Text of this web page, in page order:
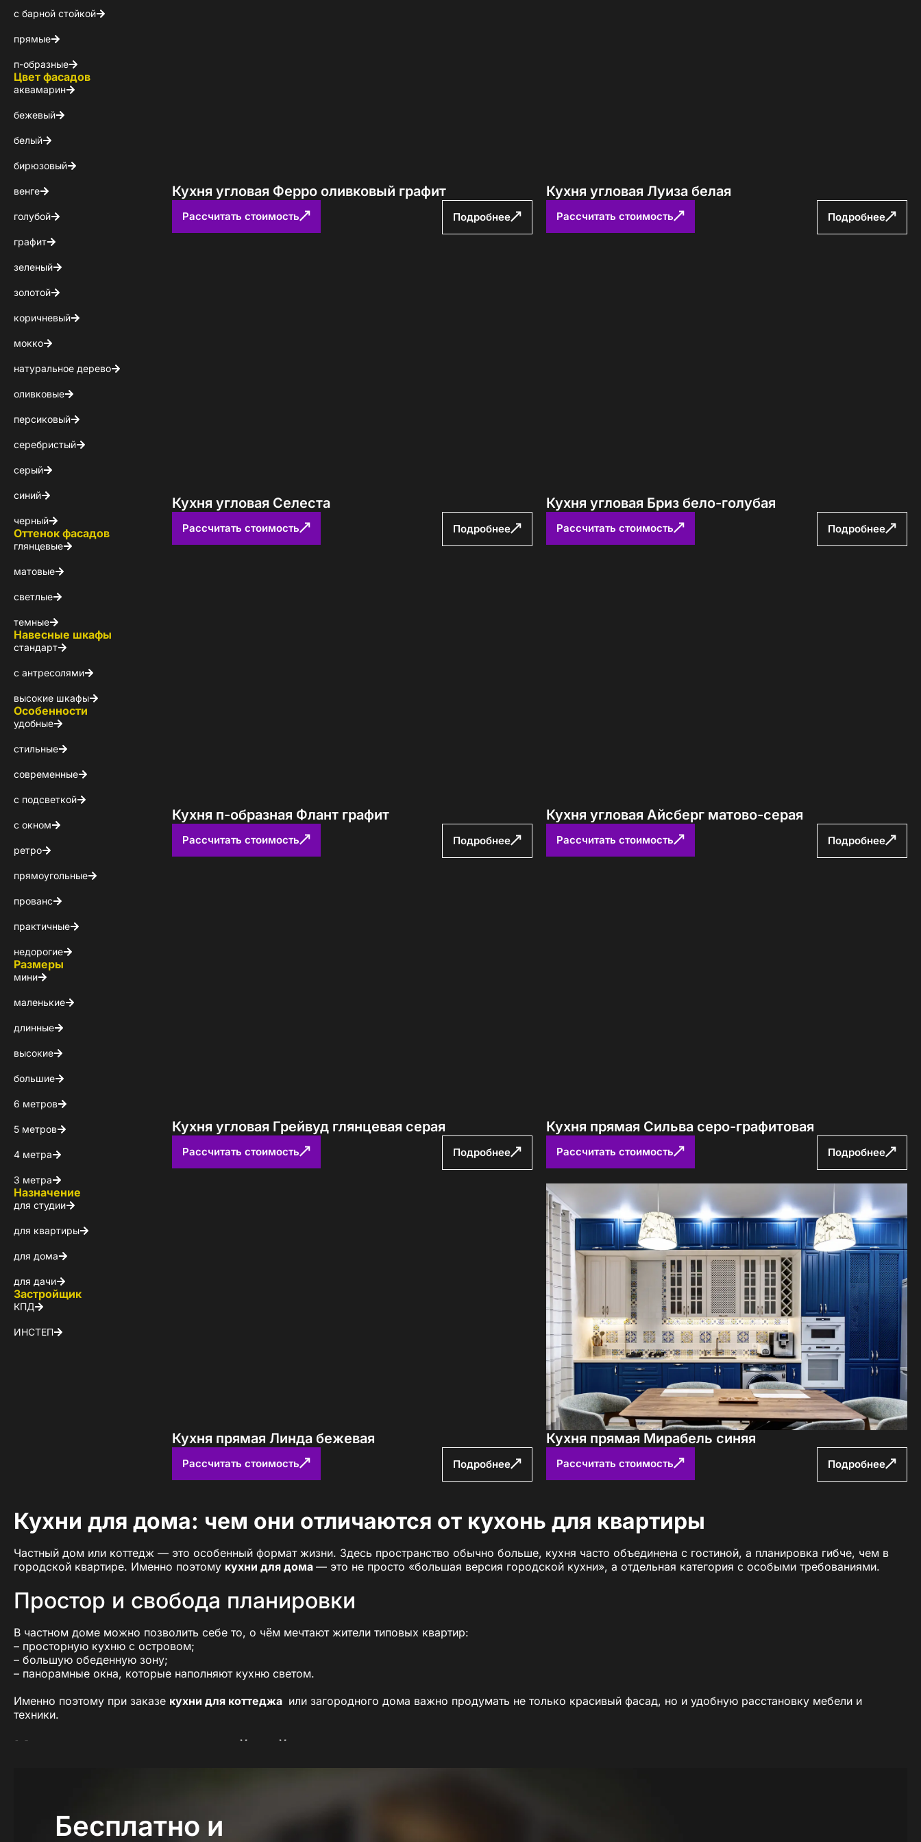
с барной стойкой
прямые
п-образные
Цвет фасадов
аквамарин
бежевый
белый
бирюзовый
венге
голубой
графит
зеленый
золотой
коричневый
мокко
натуральное дерево
оливковые
персиковый
серебристый
серый
синий
черный
Оттенок фасадов
глянцевые
матовые
светлые
темные
Навесные шкафы
стандарт
с антресолями
высокие шкафы
Особенности
удобные
стильные
современные
с подсветкой
с окном
ретро
прямоугольные
прованс
практичные
недорогие
Размеры
мини
маленькие
длинные
высокие
большие
6 метров
5 метров
4 метра
3 метра
Назначение
для студии
для квартиры
для дома
для дачи
Застройщик
КПД
ИНСТЕП
Кухня угловая Ферро оливковый графит
Рассчитать стоимость Подробнее
Кухня угловая Луиза белая
Рассчитать стоимость Подробнее
Кухня угловая Селеста
Рассчитать стоимость Подробнее
Кухня угловая Бриз бело-голубая
Рассчитать стоимость Подробнее
Кухня п-образная Флант графит
Рассчитать стоимость Подробнее
Кухня угловая Айсберг матово-серая
Рассчитать стоимость Подробнее
Кухня угловая Грейвуд глянцевая серая
Рассчитать стоимость Подробнее
Кухня прямая Сильва серо-графитовая
Рассчитать стоимость Подробнее
Кухня прямая Линда бежевая
Рассчитать стоимость Подробнее
Кухня прямая Мирабель синяя
Рассчитать стоимость Подробнее
Кухни для дома: чем они отличаются от кухонь для квартиры
Частный дом или коттедж — это особенный формат жизни. Здесь пространство обычно больше, кухня часто объединена с гостиной, а планировка гибче, чем в
городской квартире. Именно поэтому кухни для дома — это не просто «большая версия городской кухни», а отдельная категория с особыми требованиями.
Простор и свобода планировки
В частном доме можно позволить себе то, о чём мечтают жители типовых квартир:
– просторную кухню с островом;
– большую обеденную зону;
– панорамные окна, которые наполняют кухню светом.
Именно поэтому при заказе кухни для коттеджа или загородного дома важно продумать не только красивый фасад, но и удобную расстановку мебели и
техники.
Кухня — центр семейной жизни
уютным,
вместительным,
Бесплатно и
Получить файл сейчас
КОНТАКТЫ
БЛОГ